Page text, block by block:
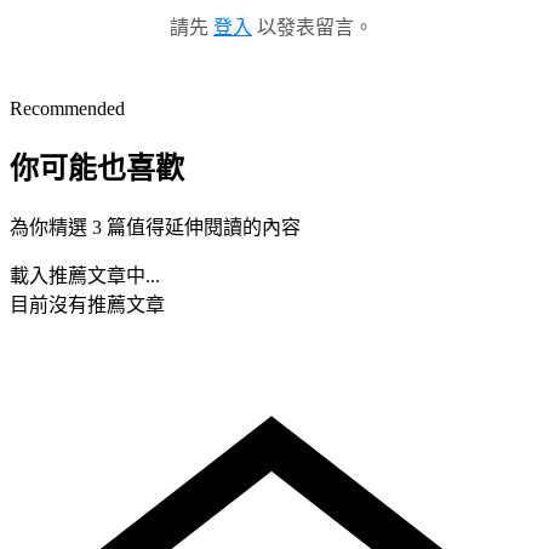
請先 登入 以發表留言。
Recommended
你可能也喜歡
為你精選 3 篇值得延伸閱讀的內容
載入推薦文章中...
目前沒有推薦文章